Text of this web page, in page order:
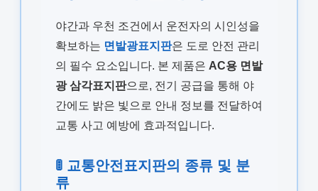
야간과 우천 조건에서 운전자의 시인성을
확보하는 면발광표지판은 도로 안전 관리
의 필수 요소입니다. 본 제품은 AC용 면발
광 삼각표지판으로, 전기 공급을 통해 야
간에도 밝은 빛으로 안내 정보를 전달하여
교통 사고 예방에 효과적입니다.
🚦 교통안전표지판의 종류 및 분
류